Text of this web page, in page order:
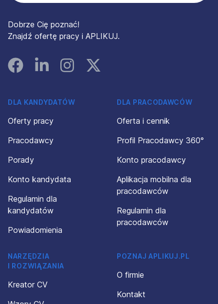
Dobrze Cię poznać!
Znajdź ofertę pracy i APLIKUJ.
FacebookLinked InInstagramInstagram
DLA KANDYDATÓW
Oferty pracy
Pracodawcy
Porady
Konto kandydata
Regulamin dla
kandydatów
Powiadomienia
DLA PRACODAWCÓW
Oferta i cennik
Profil Pracodawcy 360°
Konto pracodawcy
Aplikacja mobilna dla
pracodawców
Regulamin dla
pracodawców
NARZĘDZIA
I ROZWIĄZANIA
Kreator CV
POZNAJ APLIKUJ.PL
O firmie
Kontakt